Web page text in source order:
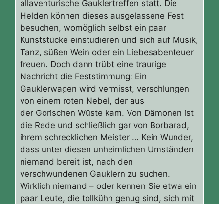
allaventurische Gauklertreffen statt. Die
Helden können dieses ausgelassene Fest
besuchen, womöglich selbst ein paar
Kunststücke einstudieren und sich auf Musik,
Tanz, süßen Wein oder ein Liebesabenteuer
freuen. Doch dann trübt eine traurige
Nachricht die Feststimmung: Ein
Gauklerwagen wird vermisst, verschlungen
von einem roten Nebel, der aus
der Gorischen Wüste kam. Von Dämonen ist
die Rede und schließlich gar von Borbarad,
ihrem schrecklichen Meister … Kein Wunder,
dass unter diesen unheimlichen Umständen
niemand bereit ist, nach den
verschwundenen Gauklern zu suchen.
Wirklich niemand – oder kennen Sie etwa ein
paar Leute, die tollkühn genug sind, sich mit